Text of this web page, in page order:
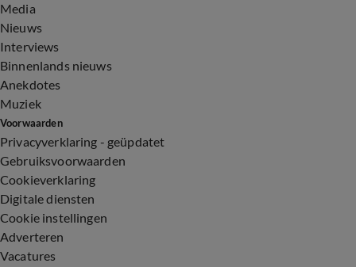
Media
Nieuws
Interviews
Binnenlands nieuws
Anekdotes
Muziek
Voorwaarden
Privacyverklaring - geüpdatet
Gebruiksvoorwaarden
Cookieverklaring
Digitale diensten
Cookie instellingen
Adverteren
Vacatures